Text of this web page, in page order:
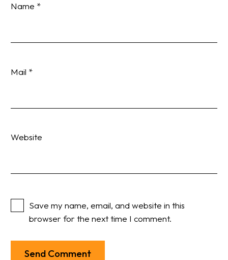
Name *
Mail *
Website
Save my name, email, and website in this
browser for the next time I comment.
Send Comment